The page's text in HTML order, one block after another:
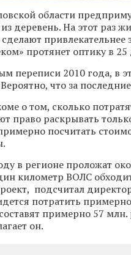
области
деревень. На этот раз
привлекательнее
протянет оптику в
переписи 2010 года, в
что за
о том, сколько
право раскрывать
посчитать
в регионе проложат
километр ВОЛС
подсчитал
потратить
примерно 57
он.